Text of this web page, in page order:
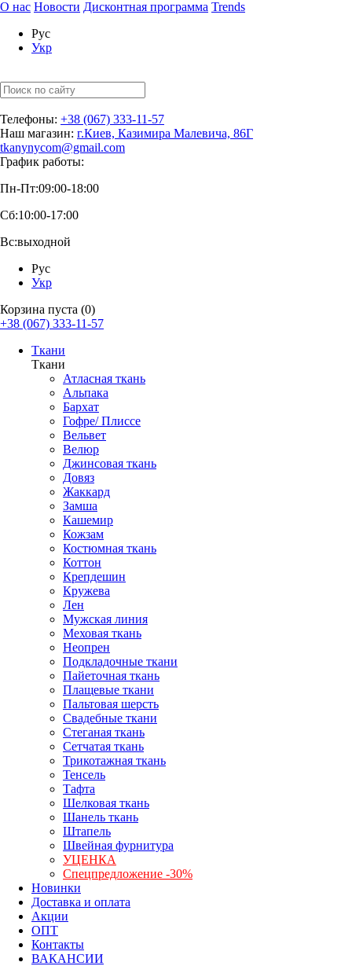
О нас Новости Дисконтная программа Trends
Рус
Укр
Телефоны: +38 (067) 333-11-57
Наш магазин: г.Киев, Казимира Малевича, 86Г
tkanynycom@gmail.com
График работы:
Пн-Пт:09:00-18:00
Сб:10:00-17:00
Вс:выходной
Рус
Укр
Корзина пуста (0)
+38 (067) 333-11-57
Ткани
Ткани
Атласная ткань
Альпака
Бархат
Гофре/ Плиссе
Вельвет
Велюр
Джинсовая ткань
Довяз
Жаккард
Замша
Кашемир
Кожзам
Костюмная ткань
Коттон
Крепдешин
Кружева
Лен
Мужская линия
Меховая ткань
Неопрен
Подкладочные ткани
Пайеточная ткань
Плащевые ткани
Пальтовая шерсть
Свадебные ткани
Стеганая ткань
Сетчатая ткань
Трикотажная ткань
Тенсель
Тафта
Шелковая ткань
Шанель ткань
Штапель
Швейная фурнитура
УЦЕНКА
Спецпредложение -30%
Новинки
Доставка и оплата
Акции
ОПТ
Контакты
ВАКАНСИИ